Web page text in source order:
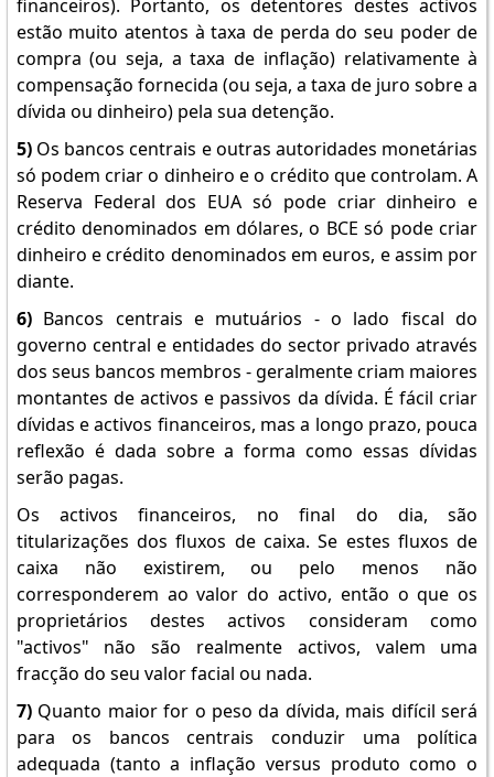
financeiros). Portanto, os detentores destes activos
estão muito atentos à taxa de perda do seu poder de
compra (ou seja, a taxa de inflação) relativamente à
compensação fornecida (ou seja, a taxa de juro sobre a
dívida ou dinheiro) pela sua detenção.
5) Os bancos centrais e outras autoridades monetárias
só podem criar o dinheiro e o crédito que controlam. A
Reserva Federal dos EUA só pode criar dinheiro e
crédito denominados em dólares, o BCE só pode criar
dinheiro e crédito denominados em euros, e assim por
diante.
6)Bancos centrais e mutuários - o lado fiscal do
governo central e entidades do sector privado através
dos seus bancos membros - geralmente criam maiores
montantes de activos e passivos da dívida. É fácil criar
dívidas e activos financeiros, mas a longo prazo, pouca
reflexão é dada sobre a forma como essas dívidas
serão pagas.
Os activos financeiros, no final do dia, são
titularizações dos fluxos de caixa. Se estes fluxos de
caixa não existirem, ou pelo menos não
corresponderem ao valor do activo, então o que os
proprietários destes activos consideram como
"activos" não são realmente activos, valem uma
fracção do seu valor facial ou nada.
7) Quanto maior for o peso da dívida, mais difícil será
para os bancos centrais conduzir uma política
adequada (tanto a inflação versus produto como o